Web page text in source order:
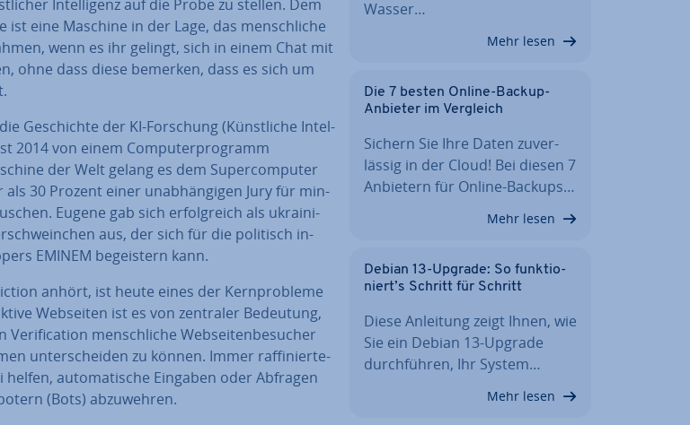
In­tel­li­genz auf die Probe zu stellen. Dem
ist eine Maschine in der Lage, das mensch­li­che
wenn es ihr gelingt, sich in einem Chat mit
ohne dass diese bemerken, dass es sich um
Ge­schich­te der KI-Forschung (Künst­li­che In­tel­
2014 von einem Com­pu­ter­pro­gramm
der Welt gelang es dem Su­per­com­pu­ter
als 30 Prozent einer un­ab­hän­gi­gen Jury für min­
Eugene gab sich er­folg­reich als ukrai­ni­
aus, der sich für die politisch in­
EMINEM be­geis­tern kann.
anhört, ist heute eines der Kern­pro­ble­me
Webseiten ist es von zentraler Bedeutung,
Ve­ri­fi­ca­ti­on mensch­li­che Web­sei­ten­be­su­cher
un­ter­schei­den zu können. Immer raf­fi­nier­te­
helfen, au­to­ma­ti­sche Eingaben oder Abfragen
(Bots) ab­zu­weh­ren.
Wasser…
Mehr lesen
Die 7 besten Online-Backup-
Anbieter im Vergleich
Sichern Sie Ihre Daten zu­ver­
läs­sig in der Cloud! Bei diesen 7
Anbietern für Online-Backups…
Mehr lesen
Debian 13-Upgrade: So funk­tio­
niert’s Schritt für Schritt
Diese Anleitung zeigt Ihnen, wie
Sie ein Debian 13-Upgrade
durch­füh­ren, Ihr System…
Mehr lesen